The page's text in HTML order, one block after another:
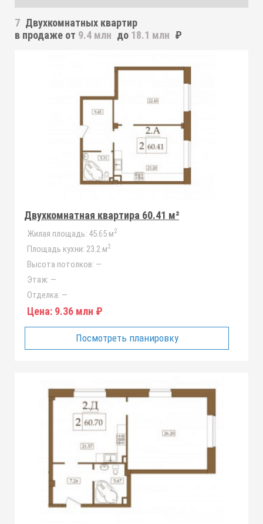
7 Двухкомнатных квартир
в продаже от 9.4 млн до 18.1 млн ₽
Двухкомнатная квартира 60.41 м²
Жилая площадь: 45.65 м2
Площадь кухни: 23.2 м2
Высота потолков: —
Этаж: —
Отделка: —
Цена: 9.36 млн ₽
Посмотреть планировку